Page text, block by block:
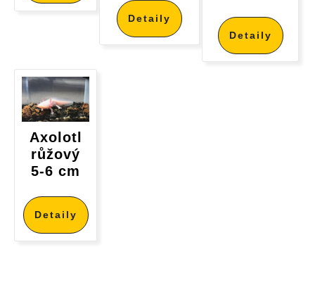
Detaily
Detaily
Axolotl
růžový
5-6 cm
Detaily